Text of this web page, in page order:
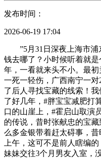
发布时间：
2026-06-19 17:04
”5月31日深夜上海市浦
钱去哪了？小时候听着就
年，一看就来头不小。最
一死一轻伤，广西南宁一
了后人寻找宝藏的线索！
了好几年，#胖宝宝减肥打
口的山崖上，#霍启山取演
的传说，昔时张献忠的宝
么多金银带着赶太碍事，
上午，这可不是前人瞎编
妹妹交往3个月男友入室，